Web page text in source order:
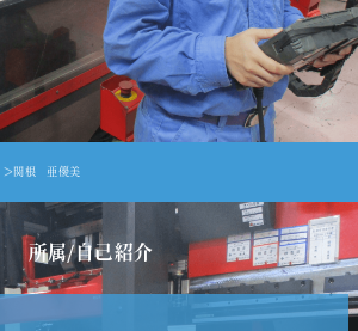
環境を知る
Work
仕事を知る
募集要項
Entry
エントリー
関根 亜優美
所属/自己紹介